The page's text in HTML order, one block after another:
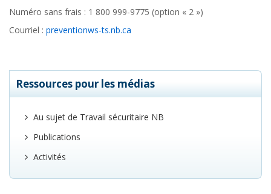
Numéro sans frais : 1 800 999-9775 (option « 2 »)
Courriel : preventionws-ts.nb.ca
Ressources pour les médias
Au sujet de Travail sécuritaire NB
Publications
Activités